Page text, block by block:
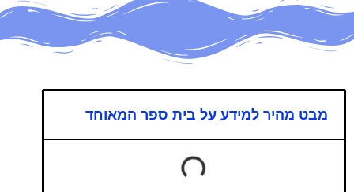
מבט מהיר למידע על בית ספר המאוחד